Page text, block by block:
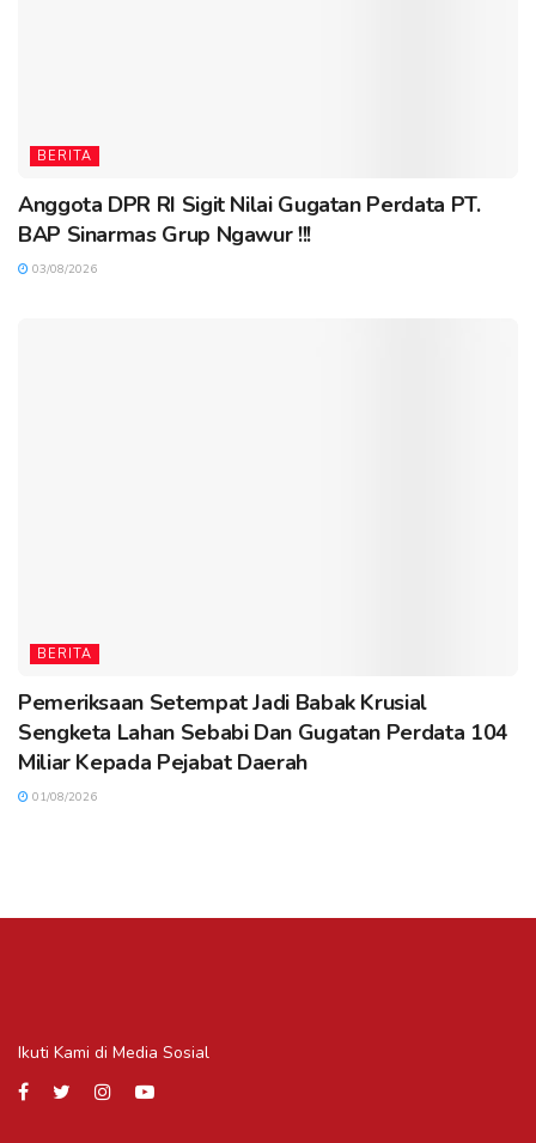
BERITA
Anggota DPR RI Sigit Nilai Gugatan Perdata PT.
BAP Sinarmas Grup Ngawur !!!
03/08/2026
BERITA
Pemeriksaan Setempat Jadi Babak Krusial
Sengketa Lahan Sebabi Dan Gugatan Perdata 104
Miliar Kepada Pejabat Daerah
01/08/2026
Ikuti Kami di Media Sosial